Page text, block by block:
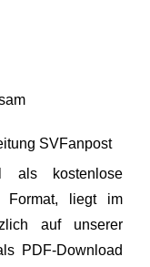
SVFanpost
als kostenlose
Format, liegt im
auf unserer
PDF-Download